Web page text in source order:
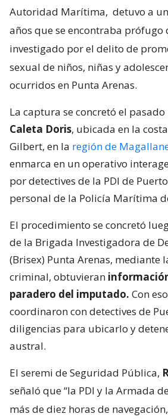
Autoridad Marítima, detuvo a
años que se encontraba prófugo
investigado por el delito de
sexual de niños, niñas y
ocurridos en Punta Arenas.
La captura se concretó el
Caleta Doris, ubicada en la
Gilbert, en la región de
enmarca en un operativo
por detectives de la PDI de
personal de la Policía Marítima
El procedimiento se concretó
de la Brigada Investigadora de
(Brisex) Punta Arenas, mediante
criminal, obtuvieran
paradero del imputado. Con
coordinaron con detectives de
diligencias para ubicarlo y
austral.
El seremi de Seguridad Pública,
señaló que “la PDI y la Armada
más de diez horas de